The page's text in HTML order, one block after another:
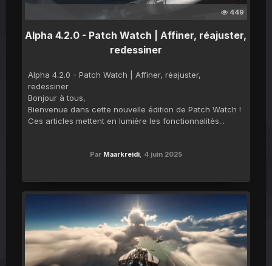
449
Alpha 4.2.0 - Patch Watch | Affiner, réajuster,
redessiner
Alpha 4.2.0 - Patch Watch | Affiner, réajuster,
redessiner
Bonjour à tous,
Bienvenue dans cette nouvelle édition de Patch Watch !
Ces articles mettent en lumière les fonctionnalités...
Par Maarkreidi, 4 juin 2025